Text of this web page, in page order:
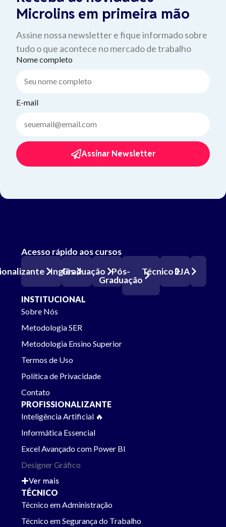
Microlins em primeira mão
Assine nossa newsletter e fique informado sobre
tudo o que acontece no mercado de trabalho
Nome completo
E-mail
Assinar Newsletter
Acesso rápido aos cursos
Inglês
Graduação
Pós-
Graduação
TécnicoEJA
INSTITUCIONAL
Sobre Nós
Metodologia SER
Metodologia Ensino Superior
Termos de Uso
Política de Privacidade
Contato
PROFISSIONALIZANTE
Inteligência Artificial 🔥
Informática Essencial
Excel Avançado com Power BI
Designer Gráfico
Ver mais
TÉCNICO
Técnico em Administração
Técnico em Segurança do Trabalho